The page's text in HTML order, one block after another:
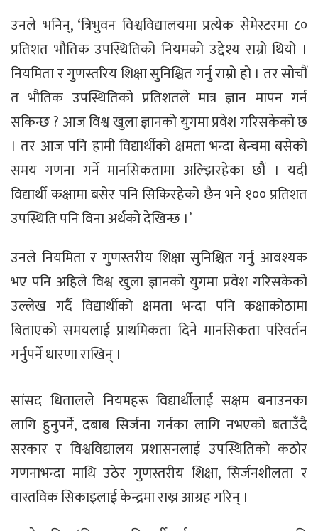
उनले भनिन्, ‘त्रिभुवन विश्वविद्यालयमा प्रत्येक सेमेस्टरमा ८०
प्रतिशत भौतिक उपस्थितिको नियमको उद्देश्य राम्रो थियो ।
नियमिता र गुणस्तरिय शिक्षा सुनिश्चित गर्नु राम्रो हो । तर सोचौं
त भौतिक उपस्थितिको प्रतिशतले मात्र ज्ञान मापन गर्न
सकिन्छ ? आज विश्व खुला ज्ञानको युगमा प्रवेश गरिसकेको छ
। तर आज पनि हामी विद्यार्थीको क्षमता भन्दा बेन्चमा बसेको
समय गणना गर्ने मानसिकतामा अल्झिरहेका छौं । यदी
विद्यार्थी कक्षामा बसेर पनि सिकिरहेको छैन भने १०० प्रतिशत
उपस्थिति पनि विना अर्थको देखिन्छ ।’
उनले नियमिता र गुणस्तरीय शिक्षा सुनिश्चित गर्नु आवश्यक
भए पनि अहिले विश्व खुला ज्ञानको युगमा प्रवेश गरिसकेको
उल्लेख गर्दै विद्यार्थीको क्षमता भन्दा पनि कक्षाकोठामा
बिताएको समयलाई प्राथमिकता दिने मानसिकता परिवर्तन
गर्नुपर्ने धारणा राखिन् ।
सांसद धितालले नियमहरू विद्यार्थीलाई सक्षम बनाउनका
लागि हुनुपर्ने, दबाब सिर्जना गर्नका लागि नभएको बताउँदै
सरकार र विश्वविद्यालय प्रशासनलाई उपस्थितिको कठोर
गणनाभन्दा माथि उठेर गुणस्तरीय शिक्षा, सिर्जनशीलता र
वास्तविक सिकाइलाई केन्द्रमा राख्न आग्रह गरिन् ।